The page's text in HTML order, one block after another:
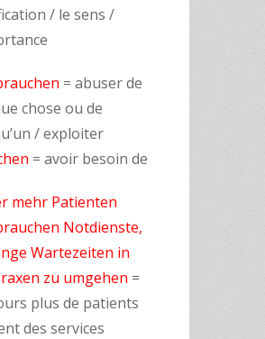
/ le sens /
= abuser de
chose ou de
/ exploiter
= avoir besoin de
mehr Patienten
Notdienste,
Wartezeiten in
zu umgehen =
plus de patients
des services